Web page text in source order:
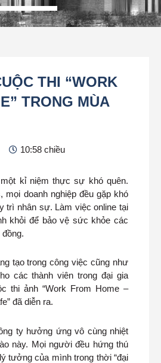
THI “WORK
TRONG MÙA
10:58 chiều
kỉ niệm thực sự khó quên.
mọi doanh nghiệp đều gặp khó
trì nhân sự. Làm việc online tại
khỏi để bảo vệ sức khỏe các
tạo trong công việc cũng như
các thành viên trong đại gia
thi ảnh “Work From Home –
đã diễn ra.
ty hưởng ứng vô cùng nhiệt
này. Mọi người đều hứng thú
tưởng của mình trong thời “đại